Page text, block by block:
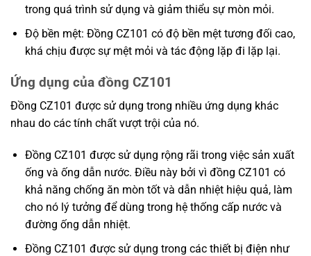
trong quá trình sử dụng và giảm thiểu sự mòn mỏi.
Độ bền mệt: Đồng CZ101 có độ bền mệt tương đối cao,
khá chịu được sự mệt mỏi và tác động lặp đi lặp lại.
Ứng dụng của đồng CZ101
Đồng CZ101 được sử dụng trong nhiều ứng dụng khác
nhau do các tính chất vượt trội của nó.
Đồng CZ101 được sử dụng rộng rãi trong việc sản xuất
ống và ống dẫn nước. Điều này bởi vì đồng CZ101 có
khả năng chống ăn mòn tốt và dẫn nhiệt hiệu quả, làm
cho nó lý tưởng để dùng trong hệ thống cấp nước và
đường ống dẫn nhiệt.
Đồng CZ101 được sử dụng trong các thiết bị điện như